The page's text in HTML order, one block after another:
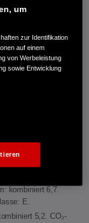
4,8−5,1. CO₂-
C-D.
5,4. CO₂-
D.
5,8−5,9. CO₂-
D.
gewichtet,
bei
kombiniert 6,7.
E.
5,2. CO₂-
um
zur Identifikation
auf einem
von Werbeleistung
sowie Entwicklung